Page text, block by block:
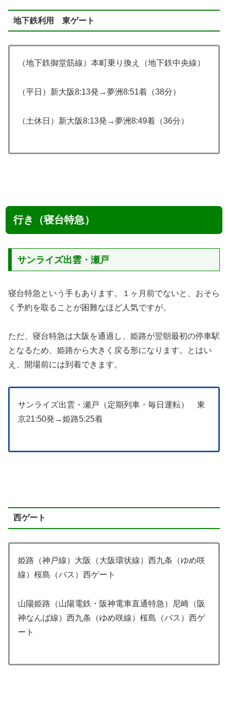
地下鉄利用 東ゲート
（地下鉄御堂筋線）本町乗り換え（地下鉄中央線）
（平日）新大阪8:13発→夢洲8:51着（38分）
（土休日）新大阪8:13発→夢洲8:49着（36分）
行き（寝台特急）
サンライズ出雲・瀬戸
寝台特急という手もあります。１ヶ月前でないと、おそら
く予約を取ることが困難なほど人気ですが。
ただ、寝台特急は大阪を通過し、姫路が翌朝最初の停車駅
となるため、姫路から大きく戻る形になります。とはい
え、開場前には到着できます。
サンライズ出雲・瀬戸（定期列車・毎日運転） 東
京21:50発→姫路5:25着
西ゲート
姫路（神戸線）大阪（大阪環状線）西九条（ゆめ咲
線）桜島（バス）西ゲート
山陽姫路（山陽電鉄・阪神電車直通特急）尼崎（阪
神なんば線）西九条（ゆめ咲線）桜島（バス）西ゲ
ート